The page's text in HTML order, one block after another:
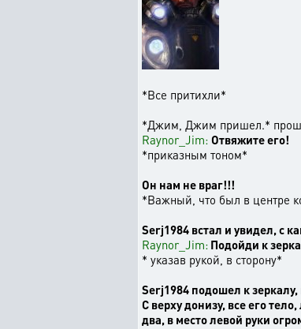
*Все притихли*
*Джим, Джим пришел.*
Raynor_Jim: Отвяжите его!
*приказным тоном*
Он нам не враг!!!
*Важный, что был в центре
Serj1984 встал и увидел, с
Raynor_Jim: Подойди к
* указав рукой, в сторону*
Serj1984 подошел к зеркалу,
С верху донизу, все его
два, в место левой руки